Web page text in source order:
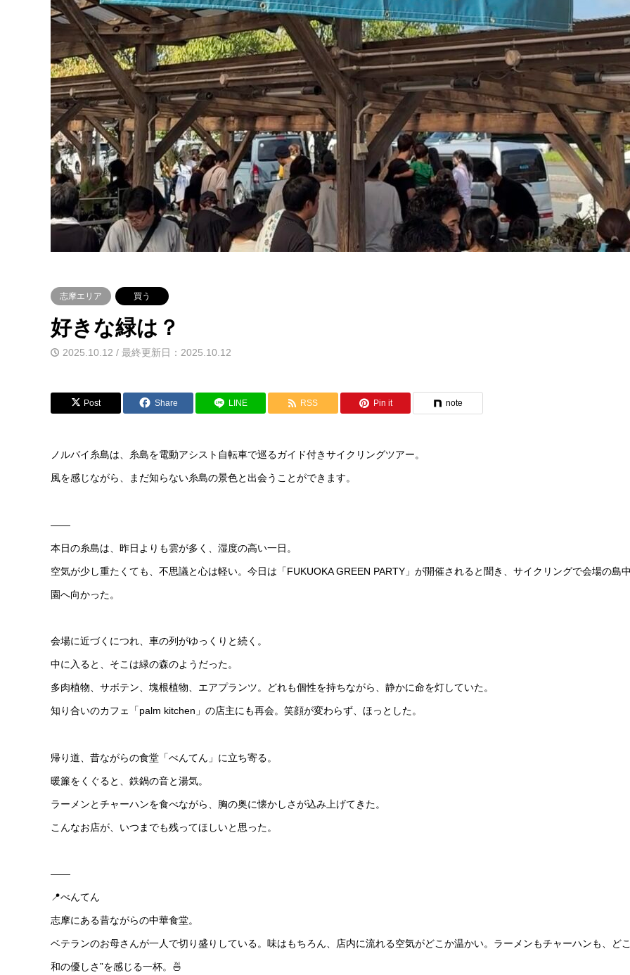
志摩エリア 買う
好きな緑は？
2025.10.12 / 最終更新日：2025.10.12
Post Share LINE RSS Pin it note
ノルバイ糸島は、糸島を電動アシスト自転車で巡るガイド付きサイクリングツアー。
風を感じながら、まだ知らない糸島の景色と出会うことができます。
——
本日の糸島は、昨日よりも雲が多く、湿度の高い一日。
空気が少し重たくても、不思議と心は軽い。今日は「FUKUOKA GREEN PARTY」が開催されると聞き、サイクリングで会場の島
園へ向かった。
会場に近づくにつれ、車の列がゆっくりと続く。
中に入ると、そこは緑の森のようだった。
多肉植物、サボテン、塊根植物、エアプランツ。どれも個性を持ちながら、静かに命を灯していた。
知り合いのカフェ「palm kitchen」の店主にも再会。笑顔が変わらず、ほっとした。
帰り道、昔ながらの食堂「べんてん」に立ち寄る。
暖簾をくぐると、鉄鍋の音と湯気。
ラーメンとチャーハンを食べながら、胸の奥に懐かしさが込み上げてきた。
こんなお店が、いつまでも残ってほしいと思った。
——
📍べんてん
志摩にある昔ながらの中華食堂。
ベテランのお母さんが一人で切り盛りしている。味はもちろん、店内に流れる空気がどこか温かい。ラーメンもチャーハンも、ど
和の優しさ”を感じる一杯。🍜